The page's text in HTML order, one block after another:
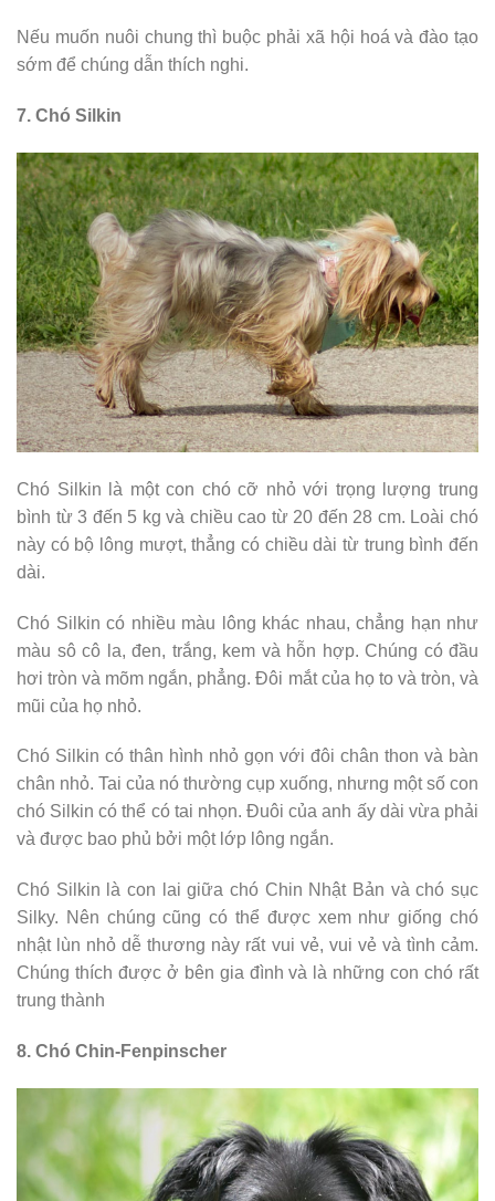
Nếu muốn nuôi chung thì buộc phải xã hội hoá và đào tạo
sớm để chúng dẫn thích nghi.
7. Chó Silkin
Chó Silkin là một con chó cỡ nhỏ với trọng lượng trung
bình từ 3 đến 5 kg và chiều cao từ 20 đến 28 cm. Loài chó
này có bộ lông mượt, thẳng có chiều dài từ trung bình đến
dài.
Chó Silkin có nhiều màu lông khác nhau, chẳng hạn như
màu sô cô la, đen, trắng, kem và hỗn hợp. Chúng có đầu
hơi tròn và mõm ngắn, phẳng. Đôi mắt của họ to và tròn, và
mũi của họ nhỏ.
Chó Silkin có thân hình nhỏ gọn với đôi chân thon và bàn
chân nhỏ. Tai của nó thường cụp xuống, nhưng một số con
chó Silkin có thể có tai nhọn. Đuôi của anh ấy dài vừa phải
và được bao phủ bởi một lớp lông ngắn.
Chó Silkin là con lai giữa chó Chin Nhật Bản và chó sục
Silky. Nên chúng cũng có thể được xem như giống chó
nhật lùn nhỏ dễ thương này rất vui vẻ, vui vẻ và tình cảm.
Chúng thích được ở bên gia đình và là những con chó rất
trung thành
8. Chó Chin-Fenpinscher